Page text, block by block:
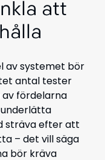
att
av systemet bör
antal tester
av fördelarna
sträva efter att
– det vill säga
bör kräva